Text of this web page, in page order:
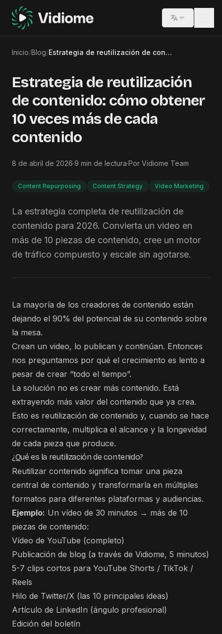
Switch
Inicio/Blog/ Estrategia de reutilización de contenido: cómo obtener 10 veces más de cada contenido
Estrategia de reutilización
de contenido: cómo obtener
10 veces más de cada
contenido
8 de abril de 2026·9 min de lectura·Por Vidiome Team
Content Repurposing Content Strategy Video Marketing
La estrategia completa de reutilización de
contenido para 2026. Convierta un video en
más de 10 piezas de contenido, cree un motor
de tráfico compuesto y escale sin agotarse.
La mayoría de los creadores de contenido están
dejando el 90% del potencial de su contenido sobre
la mesa.
Crean un video, lo publican y continúan. Entonces
nos preguntamos por qué el crecimiento es lento a
pesar de crear “todo el tiempo”.
La solución no es crear más contenido. Está
extrayendo más valor del contenido que ya crea.
Esto es reutilización de contenido y, cuando se hace
correctamente, multiplica el alcance y la longevidad
de cada pieza que produce.
¿Qué es la reutilización de contenido?
Reutilizar contenido significa tomar una pieza
central de contenido y transformarla en múltiples
formatos para diferentes plataformas y audiencias.
Ejemplo: Un vídeo de 30 minutos → más de 10
piezas de contenido:
Vídeo de YouTube (completo)
Publicación de blog (a través de Vidiome, 5 minutos)
5-7 clips cortos para YouTube Shorts / TikTok /
Reels
Hilo de Twitter/X (las 10 principales ideas)
Artículo de LinkedIn (ángulo profesional)
Edición del boletín